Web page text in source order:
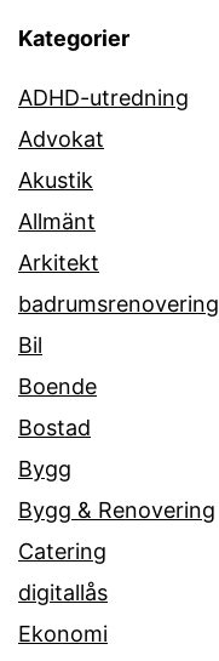
Kategorier
ADHD-utredning
Advokat
Akustik
Allmänt
Arkitekt
badrumsrenovering
Bil
Boende
Bostad
Bygg
Bygg & Renovering
Catering
digitallås
Ekonomi